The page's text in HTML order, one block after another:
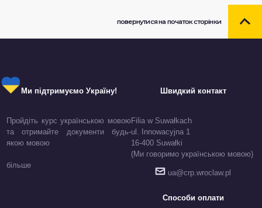
повернутися на початок сторінки
Ми підтримуємо Україну!
Пройдіть курс українською мовою
та отримайте документи будь-
якою мовою
більше
Швидкий контакт
Filia w Suwałkach
ul. Innowacyjna 1
16-400 Suwałki
(Ми говоримо українською мовою)
ua@crp.wroclaw.pl
Способи оплати